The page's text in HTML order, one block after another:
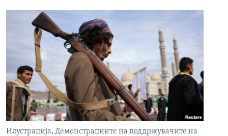
Илустрација, Демонстрациите на поддржувачите на